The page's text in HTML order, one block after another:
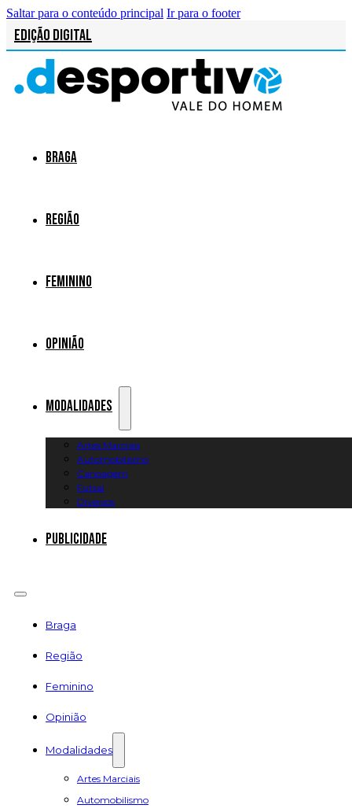
Saltar para o conteúdo principal Ir para o footer
Edição Digital
Braga
Região
Feminino
Opinião
Modalidades
Artes Marciais
Automobilismo
Canoagem
Futsal
Diversos
Publicidade
Braga
Região
Feminino
Opinião
Modalidades
Artes Marciais
Automobilismo